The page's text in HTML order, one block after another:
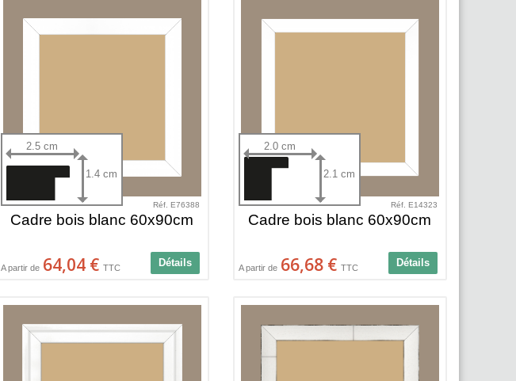
2.5 cm
1.4 cm
Réf. E76388
Cadre bois blanc 60x90cm
Détails
A partir de 64,04 € TTC
2.0 cm
2.1 cm
Réf. E14323
Cadre bois blanc 60x90cm
Détails
A partir de 66,68 € TTC